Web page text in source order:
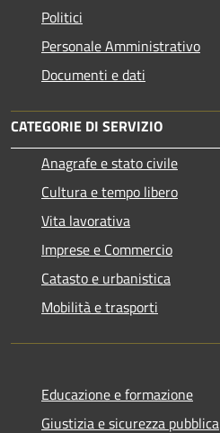
Politici
Personale Amministrativo
Documenti e dati
CATEGORIE DI SERVIZIO
Anagrafe e stato civile
Cultura e tempo libero
Vita lavorativa
Imprese e Commercio
Catasto e urbanistica
Mobilità e trasporti
Educazione e formazione
Giustizia e sicurezza pubblica